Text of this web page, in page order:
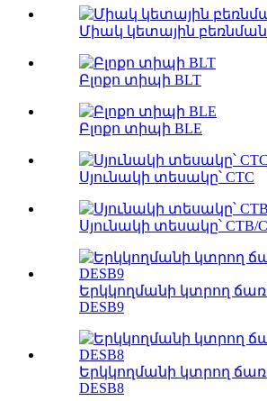
Միակ կետային բեռնման
Բլոքո տիպի BLT
Բլոքո տիպի BLE
Սյունակի տեսակը՝ CTC
Սյունակի տեսակը՝ CTB/
Երկկողմանի կտրող
DESB9
Երկկողմանի կտրող
DESB8